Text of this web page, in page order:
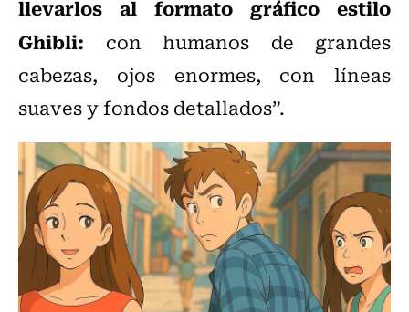
llevarlos al formato gráfico estilo
Ghibli: con humanos de grandes
cabezas, ojos enormes, con líneas
suaves y fondos detallados”.